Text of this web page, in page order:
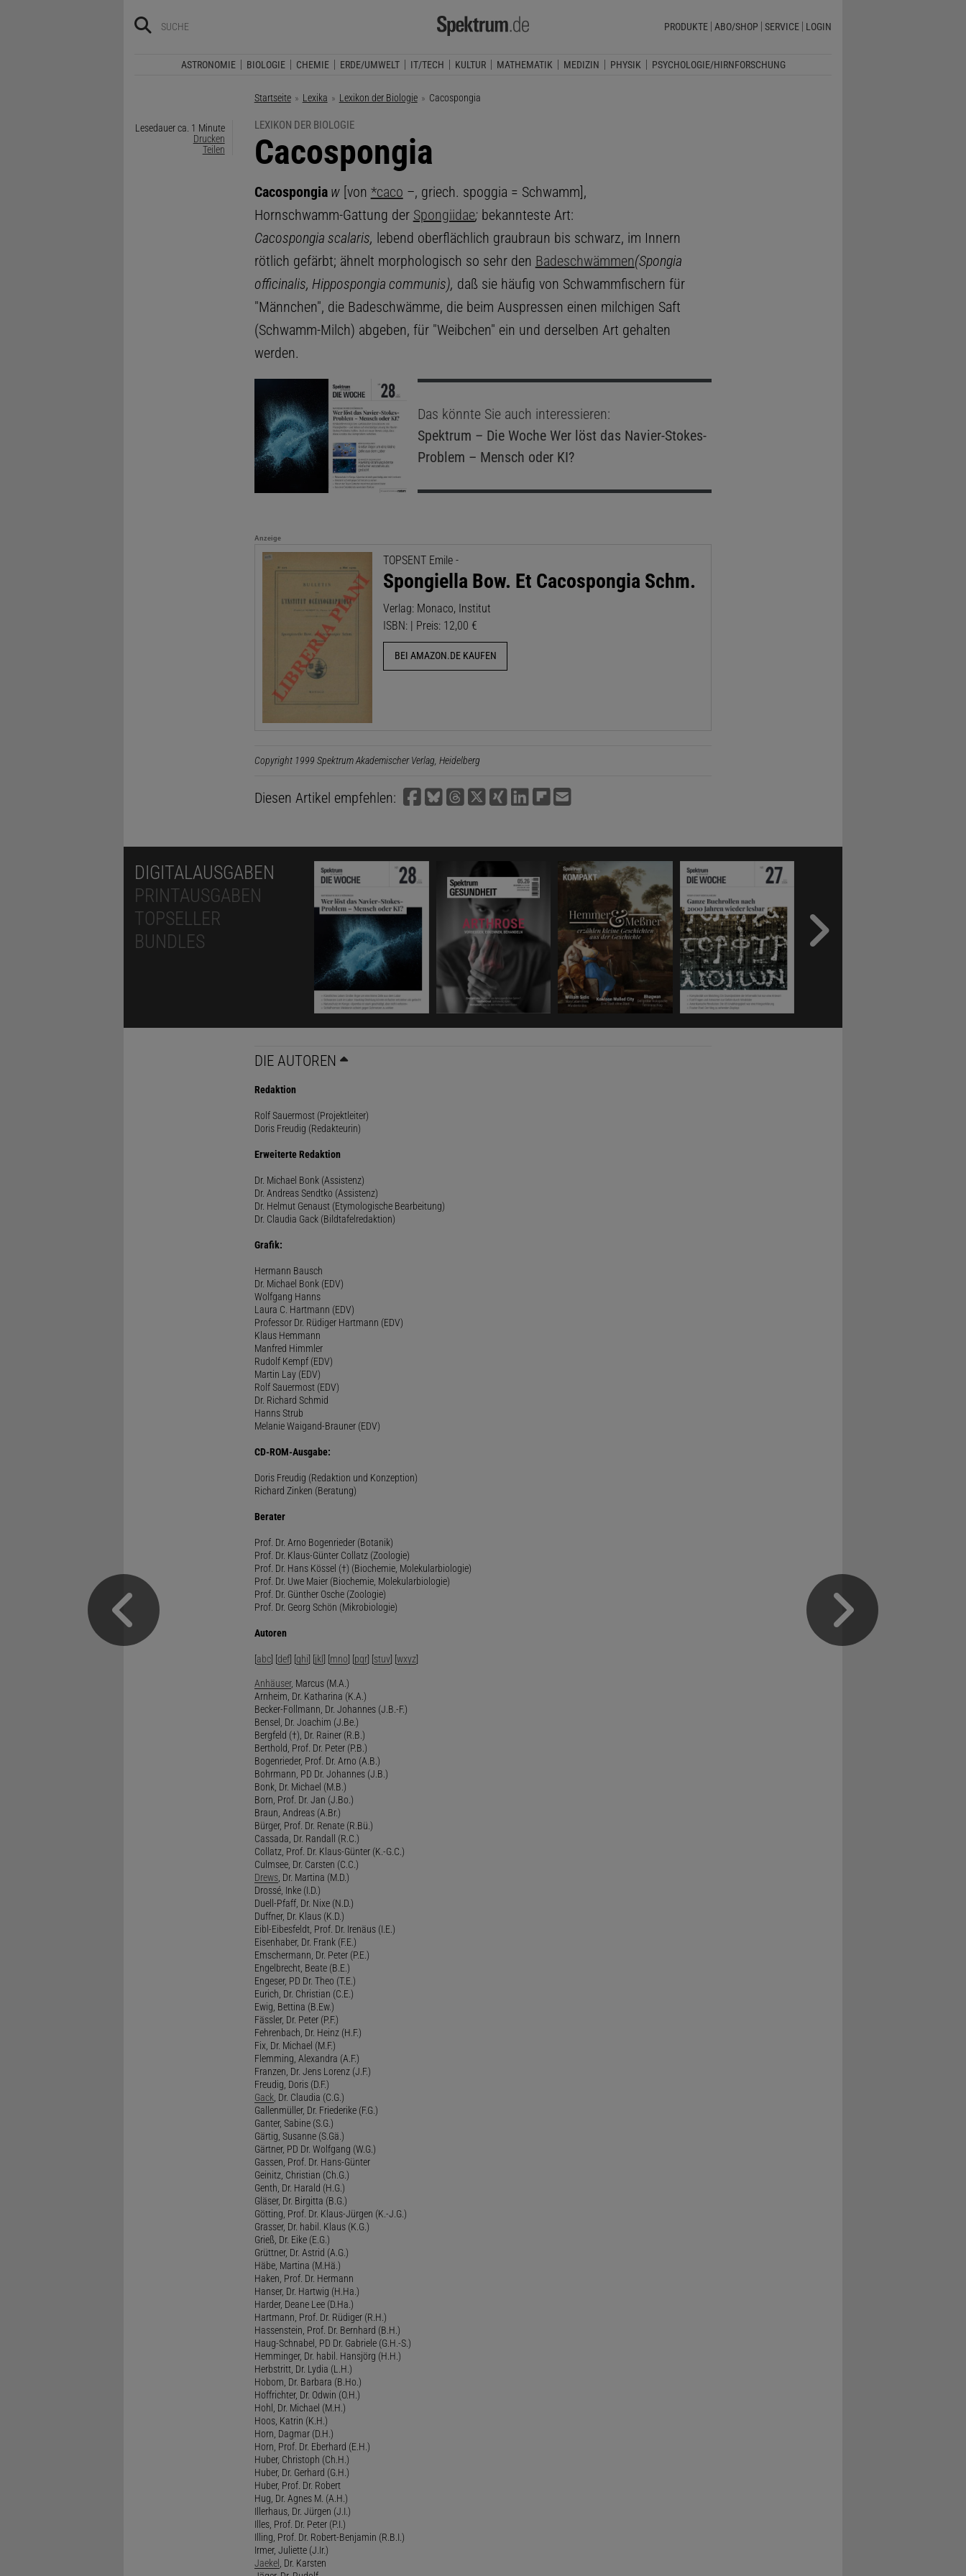
PRODUKTE ABO/SHOP SERVICE LOGIN
ASTRONOMIE BIOLOGIE CHEMIE ERDE/UMWELT IT/TECH KULTUR MATHEMATIK MEDIZIN PHYSIK PSYCHOLOGIE/HIRNFORSCHUNG
Startseite Lexika Lexikon der Biologie Aktuelle Seite:
Cacospongia
Lesedauer ca. 1 Minute
Drucken
Teilen
LEXIKON DER BIOLOGIE
:
Cacospongia
Cacospongiaw[von *caco –, griech. spoggia = Schwamm],
Hornschwamm-Gattung der Spongiidae;bekannteste Art:
Cacospongia scalaris, lebend oberflächlich graubraun bis schwarz, im Innern
rötlich gefärbt; ähnelt morphologisch so sehr den Badeschwämmen(Spongia
officinalis, Hippospongia communis), daß sie häufig von Schwammfischern für
"Männchen", die Badeschwämme, die beim Auspressen einen milchigen Saft
(Schwamm-Milch) abgeben, für "Weibchen" ein und derselben Art gehalten
werden.
Das könnte Sie auch interessieren:
Spektrum – Die WocheWer löst das Navier-Stokes-
Problem – Mensch oder KI?
Anzeige
TOPSENT Emile -
Spongiella Bow. Et Cacospongia Schm.
Verlag: Monaco, Institut
ISBN: | Preis: 12,00 €
BEI AMAZON.DE KAUFEN
Copyright 1999 Spektrum Akademischer Verlag, Heidelberg
Diesen Artikel empfehlen:
DIGITALAUSGABEN
PRINTAUSGABEN
TOPSELLER
BUNDLES
DIE AUTOREN
Redaktion
Rolf Sauermost (Projektleiter)
Doris Freudig (Redakteurin)
Erweiterte Redaktion
Dr. Michael Bonk (Assistenz)
Dr. Andreas Sendtko (Assistenz)
Dr. Helmut Genaust (Etymologische Bearbeitung)
Dr. Claudia Gack (Bildtafelredaktion)
Grafik:
Hermann Bausch
Dr. Michael Bonk (EDV)
Wolfgang Hanns
Laura C. Hartmann (EDV)
Professor Dr. Rüdiger Hartmann (EDV)
Klaus Hemmann
Manfred Himmler
Rudolf Kempf (EDV)
Martin Lay (EDV)
Rolf Sauermost (EDV)
Dr. Richard Schmid
Hanns Strub
Melanie Waigand-Brauner (EDV)
CD-ROM-Ausgabe:
Doris Freudig (Redaktion und Konzeption)
Richard Zinken (Beratung)
Berater
Prof. Dr. Arno Bogenrieder (Botanik)
Prof. Dr. Klaus-Günter Collatz (Zoologie)
Prof. Dr. Hans Kössel (†) (Biochemie, Molekularbiologie)
Prof. Dr. Uwe Maier (Biochemie, Molekularbiologie)
Prof. Dr. Günther Osche (Zoologie)
Prof. Dr. Georg Schön (Mikrobiologie)
Autoren
[abc] [def] [ghi] [jkl] [mno] [pqr] [stuv] [wxyz]
Anhäuser, Marcus (M.A.)
Arnheim, Dr. Katharina (K.A.)
Becker-Follmann, Dr. Johannes (J.B.-F.)
Bensel, Dr. Joachim (J.Be.)
Bergfeld (†), Dr. Rainer (R.B.)
Berthold, Prof. Dr. Peter (P.B.)
Bogenrieder, Prof. Dr. Arno (A.B.)
Bohrmann, PD Dr. Johannes (J.B.)
Bonk, Dr. Michael (M.B.)
Born, Prof. Dr. Jan (J.Bo.)
Braun, Andreas (A.Br.)
Bürger, Prof. Dr. Renate (R.Bü.)
Cassada, Dr. Randall (R.C.)
Collatz, Prof. Dr. Klaus-Günter (K.-G.C.)
Culmsee, Dr. Carsten (C.C.)
Drews, Dr. Martina (M.D.)
Drossé, Inke (I.D.)
Duell-Pfaff, Dr. Nixe (N.D.)
Duffner, Dr. Klaus (K.D.)
Eibl-Eibesfeldt, Prof. Dr. Irenäus (I.E.)
Eisenhaber, Dr. Frank (F.E.)
Emschermann, Dr. Peter (P.E.)
Engelbrecht, Beate (B.E.)
Engeser, PD Dr. Theo (T.E.)
Eurich, Dr. Christian (C.E.)
Ewig, Bettina (B.Ew.)
Fässler, Dr. Peter (P.F.)
Fehrenbach, Dr. Heinz (H.F.)
Fix, Dr. Michael (M.F.)
Flemming, Alexandra (A.F.)
Franzen, Dr. Jens Lorenz (J.F.)
Freudig, Doris (D.F.)
Gack, Dr. Claudia (C.G.)
Gallenmüller, Dr. Friederike (F.G.)
Ganter, Sabine (S.G.)
Gärtig, Susanne (S.Gä.)
Gärtner, PD Dr. Wolfgang (W.G.)
Gassen, Prof. Dr. Hans-Günter
Geinitz, Christian (Ch.G.)
Genth, Dr. Harald (H.G.)
Gläser, Dr. Birgitta (B.G.)
Götting, Prof. Dr. Klaus-Jürgen (K.-J.G.)
Grasser, Dr. habil. Klaus (K.G.)
Grieß, Dr. Eike (E.G.)
Grüttner, Dr. Astrid (A.G.)
Häbe, Martina (M.Hä.)
Haken, Prof. Dr. Hermann
Hanser, Dr. Hartwig (H.Ha.)
Harder, Deane Lee (D.Ha.)
Hartmann, Prof. Dr. Rüdiger (R.H.)
Hassenstein, Prof. Dr. Bernhard (B.H.)
Haug-Schnabel, PD Dr. Gabriele (G.H.-S.)
Hemminger, Dr. habil. Hansjörg (H.H.)
Herbstritt, Dr. Lydia (L.H.)
Hobom, Dr. Barbara (B.Ho.)
Hoffrichter, Dr. Odwin (O.H.)
Hohl, Dr. Michael (M.H.)
Hoos, Katrin (K.H.)
Horn, Dagmar (D.H.)
Horn, Prof. Dr. Eberhard (E.H.)
Huber, Christoph (Ch.H.)
Huber, Dr. Gerhard (G.H.)
Huber, Prof. Dr. Robert
Hug, Dr. Agnes M. (A.H.)
Illerhaus, Dr. Jürgen (J.I.)
Illes, Prof. Dr. Peter (P.I.)
Illing, Prof. Dr. Robert-Benjamin (R.B.I.)
Irmer, Juliette (J.Ir.)
Jaekel , Dr. Karsten